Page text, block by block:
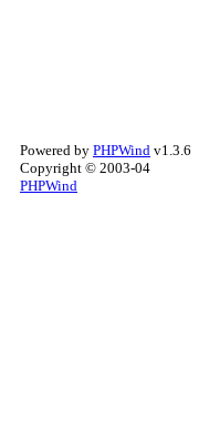
Powered by PHPWind v1.3.6
Copyright © 2003-04
PHPWind